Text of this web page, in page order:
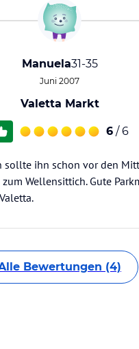
Manuela31-35
Juni 2007
Valetta Markt
6 / 6
ihn schon vor den
Wellensittich. Gute
Bewertungen (4)